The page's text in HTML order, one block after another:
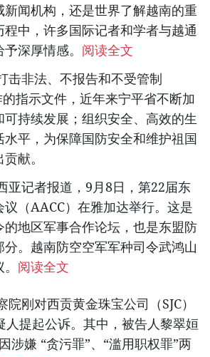
闻机构，还是世界了解越南的重
中，许多国际记者和学者与越通
深厚情感。 阅读全文
击非法、不报告和不受管制
的指示文件，近年来宁平省不断加
持续发展；组织安全、高效的生
平，为保障国防安全和维护祖国
献。
亚记者报道，9月8日，第22届东
（AACC）在雅加达举行。这是
的地区军事合作论坛，也是东盟防
。越南防空空军军种司令武鸿山
阅读全文
院刚对西贡黄金珠宝公司（SJC）
人提起公诉。其中，被告人黎翠姮
因涉嫌 “贪污罪”、“滥用职权罪”两